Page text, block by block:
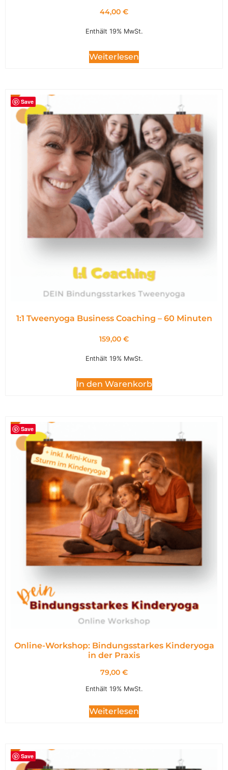
44,00 €
Enthält 19% MwSt.
Weiterlesen
Save
1:1 Tweenyoga Business Coaching – 60 Minuten
159,00 €
Enthält 19% MwSt.
In den Warenkorb
Save
Online-Workshop: Bindungsstarkes Kinderyoga
in der Praxis
79,00 €
Enthält 19% MwSt.
Weiterlesen
Save